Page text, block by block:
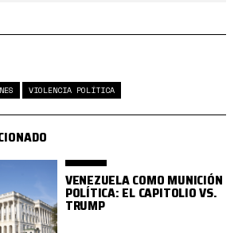
VIOLENCIA POLÍTICA
VENEZUELA COMO MUNICIÓN
POLÍTICA: EL CAPITOLIO VS.
TRUMP